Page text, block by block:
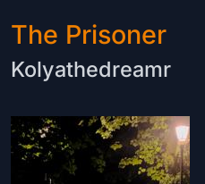
The Prisoner
Kolyathedreamr